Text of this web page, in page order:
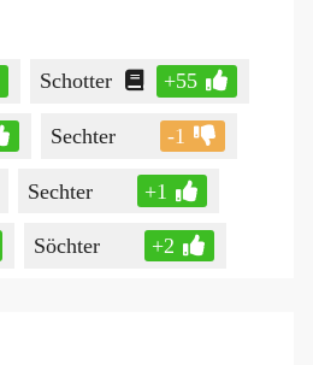
Schotter +55
Sechter -1
Sechter +1
Söchter +2